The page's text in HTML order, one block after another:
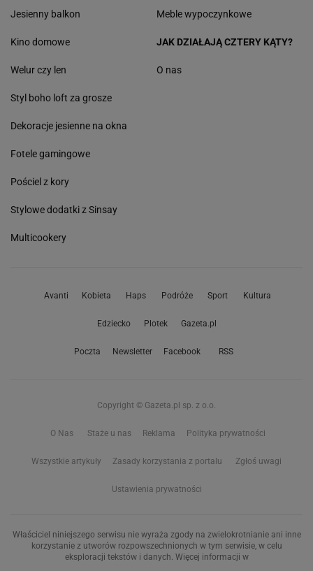
Jesienny balkon Meble wypoczynkowe
Kino domowe
Welur czy len
Styl boho loft za grosze
Dekoracje jesienne na okna
Fotele gamingowe
Pościel z kory
Stylowe dodatki z Sinsay
Multicookery
JAK DZIAŁAJĄ CZTERY KĄTY?
O nas
Avanti Kobieta Haps Podróże Sport Kultura
Edziecko Plotek Gazeta.pl
Poczta Newsletter Facebook RSS
Copyright © Gazeta.pl sp. z o.o.
O Nas Staże u nas Reklama Polityka prywatności
Wszystkie artykuły Zasady korzystania z portalu Zgłoś uwagi
Ustawienia prywatności
Właściciel niniejszego serwisu nie wyraża zgody na zwielokrotnianie ani inne
korzystanie z utworów rozpowszechnionych w tym serwisie, w celu
eksploracji tekstów i danych. Więcej informacji w